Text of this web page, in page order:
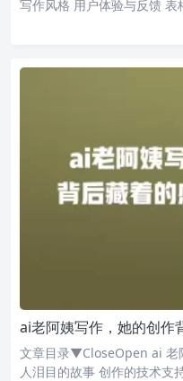
写作风格 用户体验与反馈
ai老阿姨写作，她的创作
文章目录▼CloseOpen ai 老
人泪目的故事 创作的技术支